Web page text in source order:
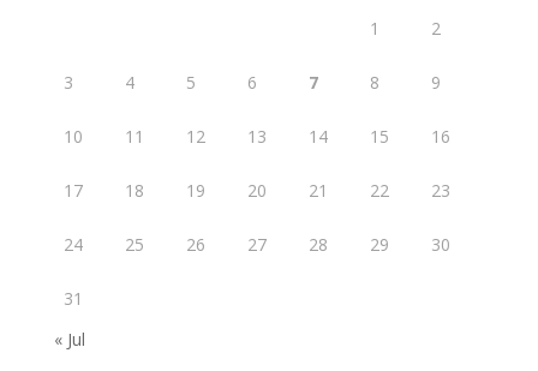
1 2
3 4 5 6 7 8 9
10 11 12 13 14 15 16
17 18 19 20 21 22 23
24 25 26 27 28 29 30
31
« Jul